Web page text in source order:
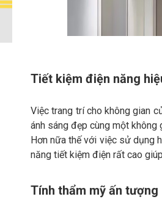
Tiết kiệm điện năng
Việc trang trí cho không gian
ánh sáng đẹp cùng một không
Hơn nữa thế với việc sử dụng
năng tiết kiệm điện rất cao
Tính thẩm mỹ ấn tượng